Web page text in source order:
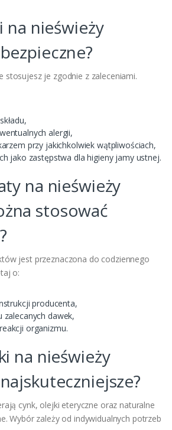
na nieświeży
stosujesz je zgodnie z zaleceniami.
alergii,
przy jakichkolwiek wątpliwościach,
jako zastępstwa dla higieny jamy ustnej.
na nieświeży
stosować
jest przeznaczona do codziennego
o:
producenta,
zalecanych dawek,
organizmu.
na nieświeży
cynk, olejki eteryczne oraz naturalne
Wybór zależy od indywidualnych potrzeb